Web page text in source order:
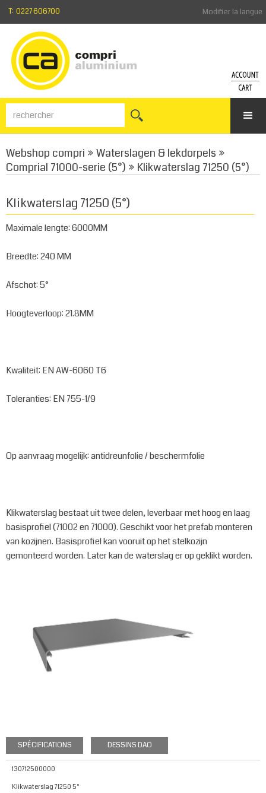
Modifier la langue
T: 0227 606700
Login
oublié
Voir
Webshop compri »Waterslagen & lekdorpels »
Comprial 71000-serie (5°) » Klikwaterslag 71250 (5°)
Klikwaterslag 71250 (5°)
Maximale lengte: 6000MM
Breedte: 240 MM
Afschot: 5°
Hoogteverloop: 21.8MM
Kwaliteit: EN AW-6060 T6
Toleranties: EN 755-1/9
Op aanvraag mogelijk: antidreunfolie / beschermfolie
Klikwaterslag bestaat uit twee delen, leverbaar met hoog en laag
basisprofiel (71002 en 71000). Geschikt voor het prefab monteren
van kozijnen. Basisprofiel kan vooruit op het stelkozijn
gemonteerd worden. Later kan de waterslag er op geklikt worden.
SPÉCIFICATIONS DESSINS DAO
130712500000
Klikwaterslag 71250 5°